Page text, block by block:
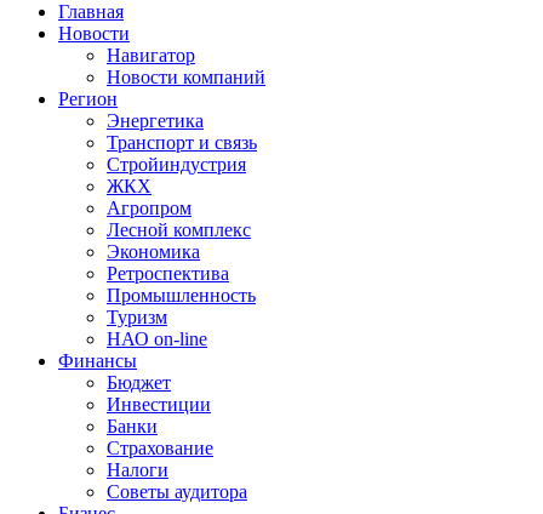
Главная
Новости
Навигатор
Новости компаний
Регион
Энергетика
Транспорт и связь
Стройиндустрия
ЖКХ
Агропром
Лесной комплекс
Экономика
Ретроспектива
Промышленность
Туризм
НАО on-line
Финансы
Бюджет
Инвестиции
Банки
Страхование
Налоги
Советы аудитора